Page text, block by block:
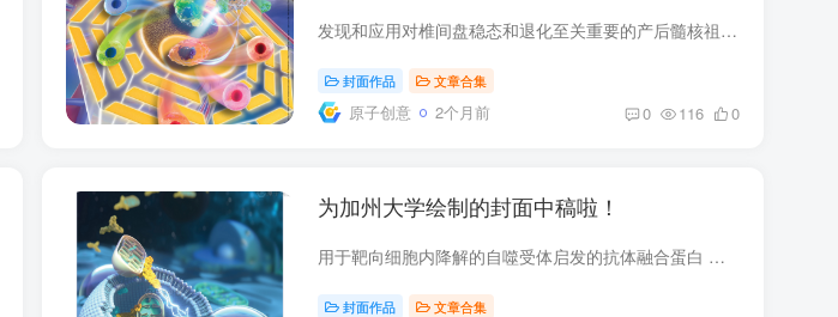
发现和应用对椎间盘稳态和退化至关重要的产后髓核祖细胞 长期争论的焦点是椎间盘 （IVD） 中的髓核细胞 （NP） 是否含有对 IVD 稳态和修复至关重要的祖细胞。在货号中2104888、Bo Gao、Zhuojing...
封面作品 文章合集
原子创意 2个月前 0 116 0
为加州大学绘制的封面中稿啦！
用于靶向细胞内降解的自噬受体启发的抗体融合蛋白 自噬负责大量细胞内内容物的降解，例如不需要的蛋白质聚集体和细胞器。因此，受损的自噬会导致病理聚集体的积累，与衰老和神经退行性疾病相关...
封面作品 文章合集